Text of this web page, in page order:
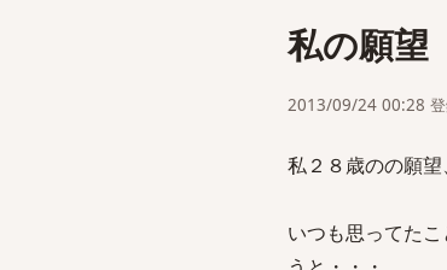
私の願望
2013/09/24 00:28 登
私２８歳のの願望
いつも思ってた